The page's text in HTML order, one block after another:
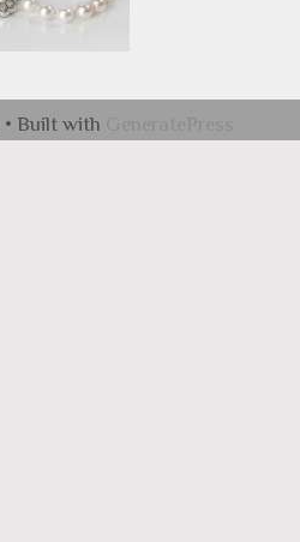
• Built with